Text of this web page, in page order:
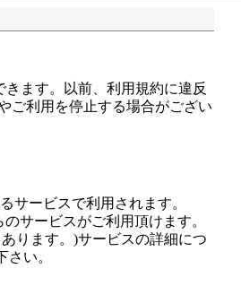
ます。以前、利用規約に違反
ご利用を停止する場合がござい
サービスで利用されます。
サービスがご利用頂けます。
ります。)サービスの詳細につ
さい。